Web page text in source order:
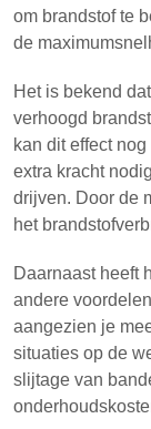
om brandstof te
de
Het is bekend
verhoogd
kan dit effect
extra kracht
drijven. Door de
het
Daarnaast heeft
andere
aangezien je
situaties op de
slijtage van